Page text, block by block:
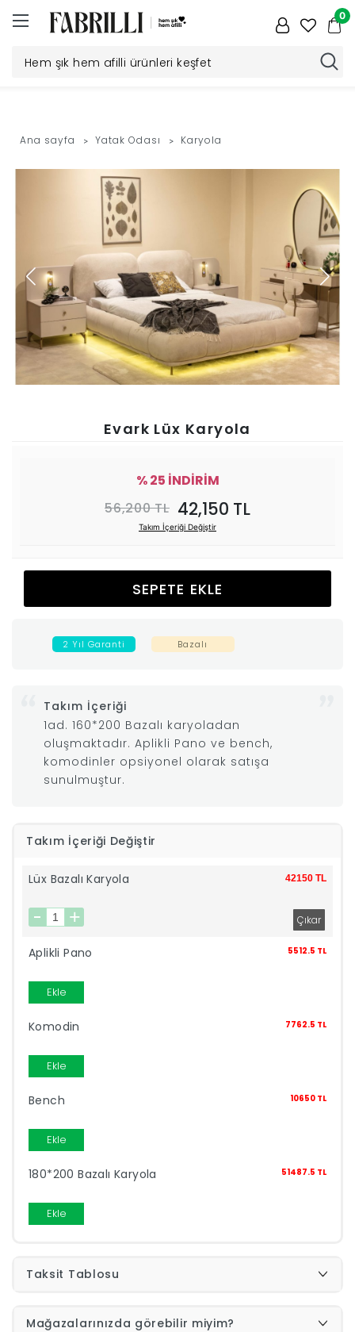
0
Paketi
Odası
Tv
İdaş
Ürünler
Afilli
İndirimleri
Outlet
Afilli
0549
740
5500
Showroomlarımız
Üye
Ana sayfa Yatak Odası Karyola
Evark Lüx Karyola
% 25 İNDİRİM
56,200 TL 42,150 TL
Takım İçeriği Değiştir
SEPETE EKLE
2 Yıl Garanti Bazalı
Takım İçeriği
1ad. 160*200 Bazalı karyoladan
oluşmaktadır. Aplikli Pano ve bench,
komodinler opsiyonel olarak satışa
sunulmuştur.
Takım İçeriği Değiştir
Lüx Bazalı Karyola 42150 TL
Aplikli Pano 5512.5 TL
Ekle
Komodin 7762.5 TL
Ekle
Bench 10650 TL
Ekle
180*200 Bazalı Karyola 51487.5 TL
Ekle
Taksit Tablosu
Mağazalarınızda görebilir miyim?